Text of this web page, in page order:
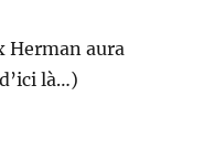
Herman aura
là…)